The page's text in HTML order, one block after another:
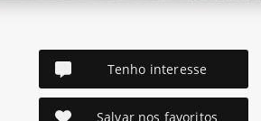
Tenho interesse
Salvar nos favoritos